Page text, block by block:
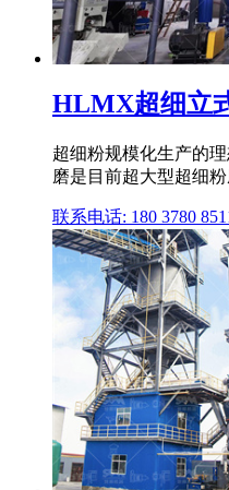
HLMX超细立
超细粉规模化生产的
磨是目前超大型超细
联系电话: 180 3780